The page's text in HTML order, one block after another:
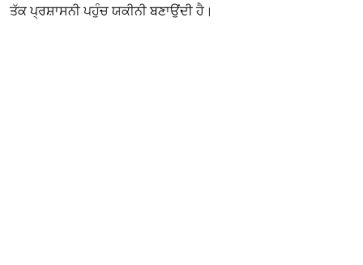
ਤੱਕ ਪ੍ਰਸ਼ਾਸਨੀ ਪਹੁੰਚ ਯਕੀਨੀ ਬਣਾਉਂਦੀ ਹੈ।